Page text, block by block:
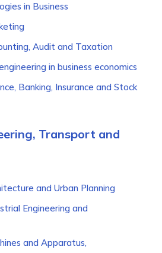
in Business
Audit and Taxation
in business economics
Banking, Insurance and Stock
Transport and
and Urban Planning
Engineering and
and Apparatus,